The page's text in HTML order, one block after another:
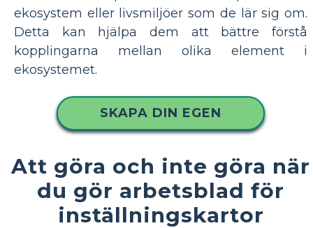
ekosystem eller livsmiljöer som de lär sig om.
Detta kan hjälpa dem att bättre förstå
kopplingarna mellan olika element i
ekosystemet.
SKAPA DIN EGEN
Att göra och inte göra när
du gör arbetsblad för
inställningskartor